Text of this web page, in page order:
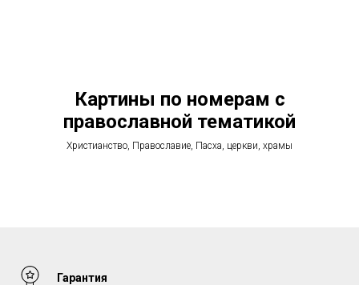
Картины по номерам с
православной тематикой
Христианство, Православие, Пасха, церкви, храмы
Гарантия